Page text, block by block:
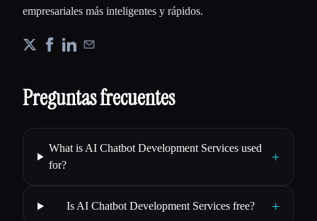
empresariales más inteligentes y rápidos.
Preguntas frecuentes
What is AI Chatbot Development Services used
for?
+
Is AI Chatbot Development Services free? +